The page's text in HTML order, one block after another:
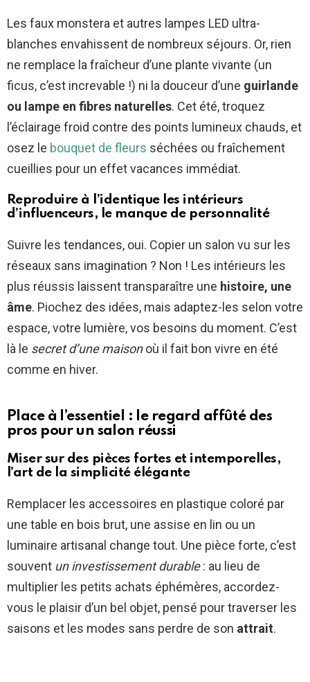
Les faux monstera et autres lampes LED ultra-
blanches envahissent de nombreux séjours. Or, rien
ne remplace la fraîcheur d’une plante vivante (un
ficus, c’est increvable !) ni la douceur d’une guirlande
ou lampe en fibres naturelles. Cet été, troquez
l’éclairage froid contre des points lumineux chauds, et
osez le bouquet de fleurs séchées ou fraîchement
cueillies pour un effet vacances immédiat.
Reproduire à l’identique les intérieurs
d’influenceurs, le manque de personnalité
Suivre les tendances, oui. Copier un salon vu sur les
réseaux sans imagination ? Non ! Les intérieurs les
plus réussis laissent transparaître une histoire, une
âme. Piochez des idées, mais adaptez-les selon votre
espace, votre lumière, vos besoins du moment. C’est
là le secret d’une maisonoù il fait bon vivre en été
comme en hiver.
Place à l’essentiel : le regard affûté des
pros pour un salon réussi
Miser sur des pièces fortes et intemporelles,
l’art de la simplicité élégante
Remplacer les accessoires en plastique coloré par
une table en bois brut, une assise en lin ou un
luminaire artisanal change tout. Une pièce forte, c’est
souvent un investissement durable: au lieu de
multiplier les petits achats éphémères, accordez-
vous le plaisir d’un bel objet, pensé pour traverser les
saisons et les modes sans perdre de son attrait.